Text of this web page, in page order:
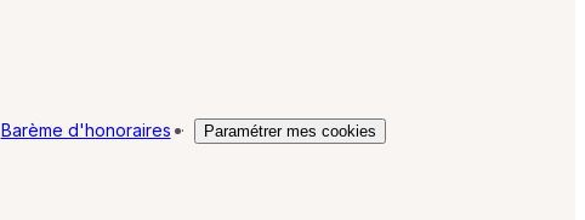
Barème d'honoraires · Paramétrer mes cookies